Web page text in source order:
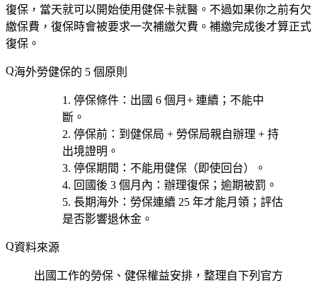
復保，當天就可以開始使用健保卡就醫。不過如果你之前有欠
繳保費，復保時會被要求一次補繳欠費。補繳完成後才算正式
復保。
海外勞健保的 5 個原則
停保條件 ：出國 6 個月+ 連續；不能中
斷。
停保前 ：到健保局 + 勞保局親自辦理 + 持
出境證明。
停保期間 ：不能用健保（即使回台）。
回國後 3 個月內 ：辦理復保；逾期被罰。
長期海外 ：勞保連續 25 年才能月領；評估
是否影響退休金。
資料來源
出國工作的勞保、健保權益安排，整理自下列官方